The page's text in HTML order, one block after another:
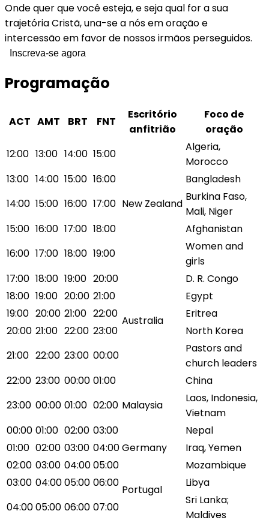
Onde quer que você esteja, e seja qual for a sua
trajetória Cristã, una-se a nós em oração e
intercessão em favor de nossos irmãos perseguidos.
Inscreva-se agora
Programação
ACT AMT BRT FNT
Escritório
anfitrião
Foco de
oração
12:00 13:00 14:00 15:00
New Zealand
Algeria,
Morocco
13:00 14:00 15:00 16:00
Bangladesh
14:00 15:00 16:00 17:00
Burkina Faso,
Mali, Niger
15:00 16:00 17:00 18:00
Afghanistan
16:00 17:00 18:00 19:00
Women and
girls
17:00 18:00 19:00 20:00
Australia
D. R. Congo
18:00 19:00 20:00 21:00
Egypt
19:00 20:00 21:00 22:00
Eritrea
20:00 21:00 22:00 23:00
North Korea
21:00 22:00 23:00 00:00
Pastors and
church leaders
22:00 23:00 00:00 01:00
Malaysia
China
23:00 00:00 01:00 02:00
Laos, Indonesia,
Vietnam
00:00 01:00 02:00 03:00
Nepal
01:00 02:00 03:00 04:00Germany
Iraq, Yemen
02:00 03:00 04:0005:00
Portugal
Mozambique
03:00 04:0005:00 06:00
Libya
04:0005:00 06:00 07:00
Sri Lanka;
Maldives